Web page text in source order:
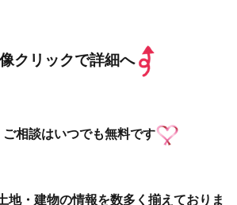
クリックで詳細へ
ご相談はいつでも無料です
地・建物の情報を数多く揃えておりま